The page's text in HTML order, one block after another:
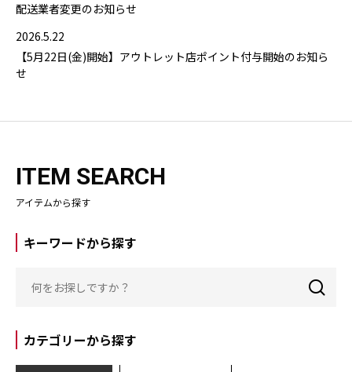
配送業者変更のお知らせ
2026.5.22
【5月22日(金)開始】アウトレット店ポイント付与開始のお知ら
せ
ITEM SEARCH
アイテムから探す
キーワードから探す
カテゴリーから探す